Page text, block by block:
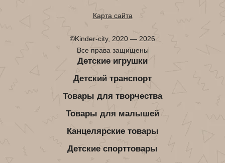
Карта сайта
©Kinder-city, 2020 — 2026
Все права защищены
Детские игрушки
Детский транспорт
Товары для творчества
Товары для малышей
Канцелярские товары
Детские спорттовары